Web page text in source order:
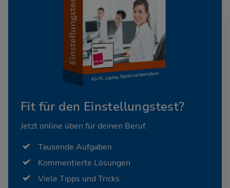
Fit für den Einstellungstest?
Jetzt online üben für deinen Beruf.
Tausende Aufgaben
Kommentierte Lösungen
Viele Tipps und Tricks